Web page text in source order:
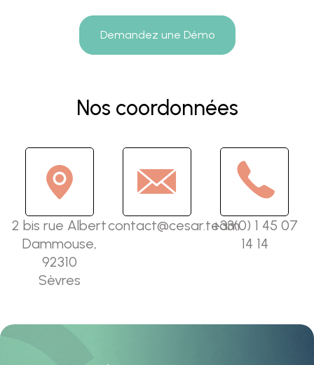
Demandez une Démo
Nos coordonnées
2 bis rue Albert
Dammouse,
92310
Sèvres
contact@cesar.team+33(0) 1 45 07
14 14